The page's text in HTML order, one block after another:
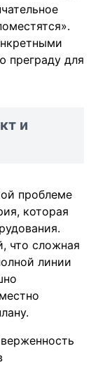
преграду для
и
проблеме
которая
что сложная
линии